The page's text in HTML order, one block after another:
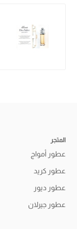
المتجر
عطور أمواج
عطور كريد
عطور ديور
عطور جيرلان